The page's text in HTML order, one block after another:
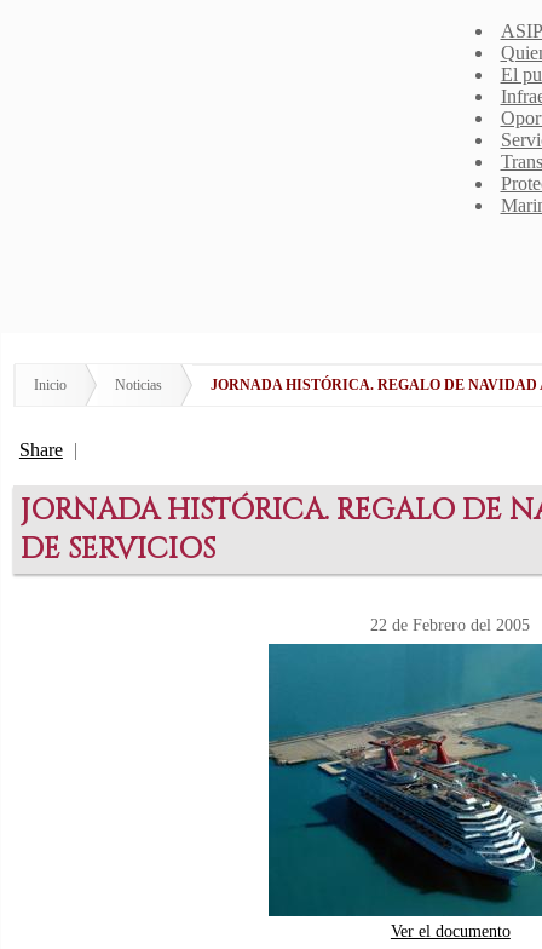
El
Inicio Noticias JORNADA HISTÓRICA. REGALO DE NAVIDAD
Share |
JORNADA HISTÓRICA. REGALO DE
DE SERVICIOS
22 de Febrero del 2005
Ver el documento